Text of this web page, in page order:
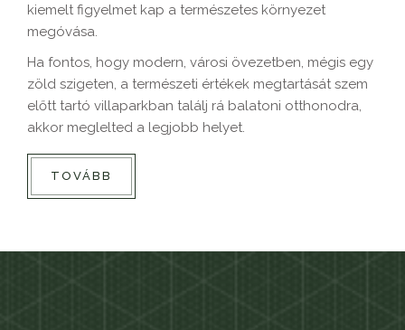
kiemelt figyelmet kap a természetes környezet
megóvása.
Ha fontos, hogy modern, városi övezetben, mégis egy
zöld szigeten, a természeti értékek megtartását szem
előtt tartó villaparkban találj rá balatoni otthonodra,
akkor meglelted a legjobb helyet.
TOVÁBB